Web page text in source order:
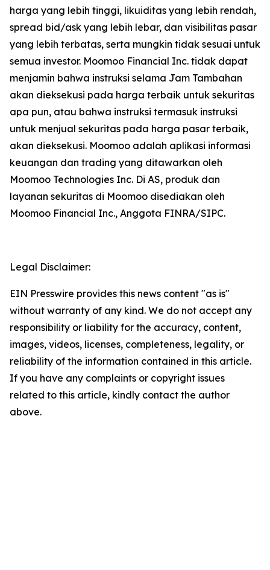
harga yang lebih tinggi, likuiditas yang lebih rendah,
spread bid/ask yang lebih lebar, dan visibilitas pasar
yang lebih terbatas, serta mungkin tidak sesuai untuk
semua investor. Moomoo Financial Inc. tidak dapat
menjamin bahwa instruksi selama Jam Tambahan
akan dieksekusi pada harga terbaik untuk sekuritas
apa pun, atau bahwa instruksi termasuk instruksi
untuk menjual sekuritas pada harga pasar terbaik,
akan dieksekusi. Moomoo adalah aplikasi informasi
keuangan dan trading yang ditawarkan oleh
Moomoo Technologies Inc. Di AS, produk dan
layanan sekuritas di Moomoo disediakan oleh
Moomoo Financial Inc., Anggota FINRA/SIPC.
Legal Disclaimer:
EIN Presswire provides this news content "as is"
without warranty of any kind. We do not accept any
responsibility or liability for the accuracy, content,
images, videos, licenses, completeness, legality, or
reliability of the information contained in this article.
If you have any complaints or copyright issues
related to this article, kindly contact the author
above.